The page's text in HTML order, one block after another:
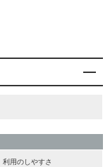
利用のしやすさ